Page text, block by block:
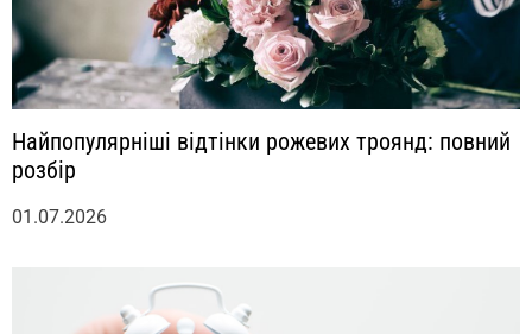
Найпопулярніші відтінки рожевих троянд: повний
розбір
01.07.2026